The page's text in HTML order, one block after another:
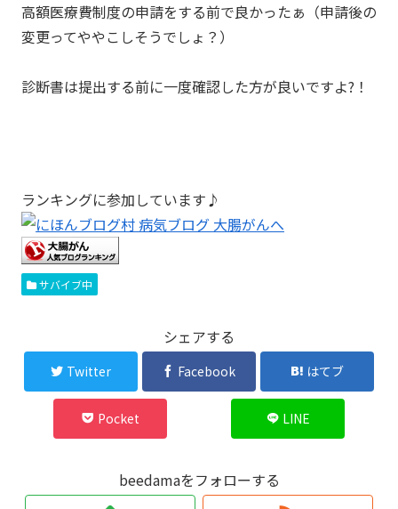
高額医療費制度の申請をする前で良かったぁ（申請後の
変更ってややこしそうでしょ？）
診断書は提出する前に一度確認した方が良いですよ?！
ランキングに参加しています♪
サバイブ中
シェアする
Twitter Facebook はてブ
Pocket LINE
beedamaをフォローする